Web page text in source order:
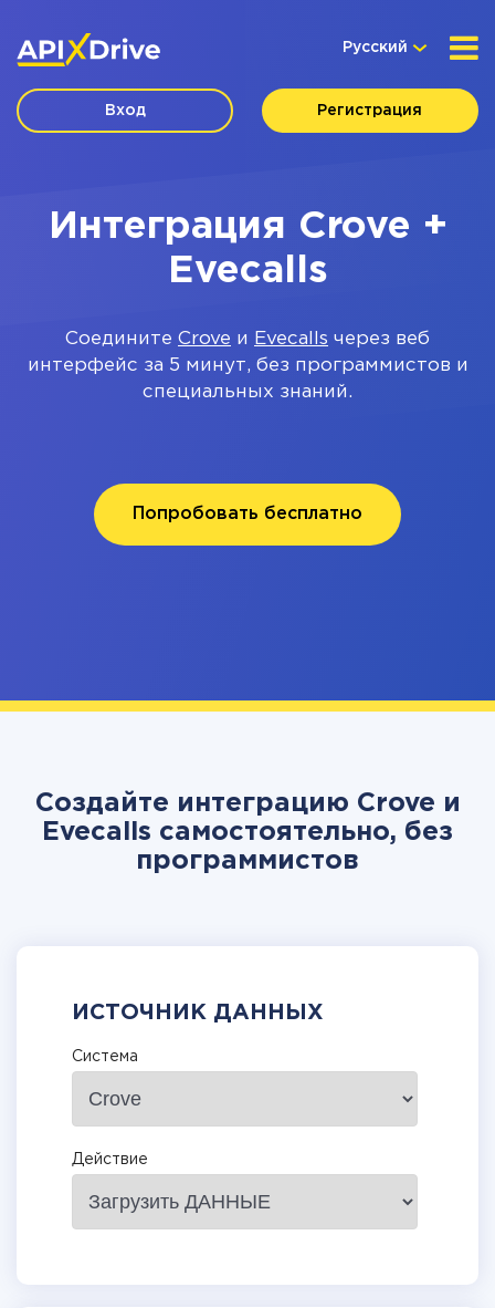
Русский
Вход Регистрация
Интеграция Crove +
Evecalls
Соедините Crove и Evecalls через веб
интерфейс за 5 минут, без программистов и
специальных знаний.
Попробовать бесплатно
Создайте интеграцию Crove и
Evecalls самостоятельно, без
программистов
ИСТОЧНИК ДАННЫХ
Система
Действие